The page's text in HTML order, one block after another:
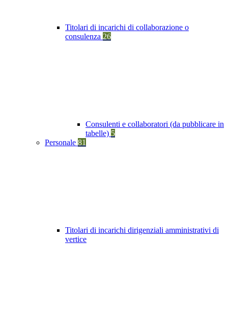
Titolari di incarichi di collaborazione o
consulenza 26
Consulenti e collaboratori (da pubblicare in
tabelle) 5
Personale 81
Titolari di incarichi dirigenziali amministrativi di
vertice